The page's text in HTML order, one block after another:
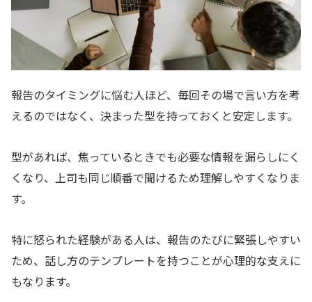
報告のタイミングに悩む人ほど、毎回その場で言い方を考
えるのではなく、決まった型を持っておくと安定します。
型があれば、焦っているときでも必要な情報を漏らしにく
くなり、上司も同じ順番で聞けるため理解しやすくなりま
す。
特に怒られた経験がある人は、報告のたびに緊張しやすい
ため、話し方のテンプレートを持つことが心理的な支えに
もなります。